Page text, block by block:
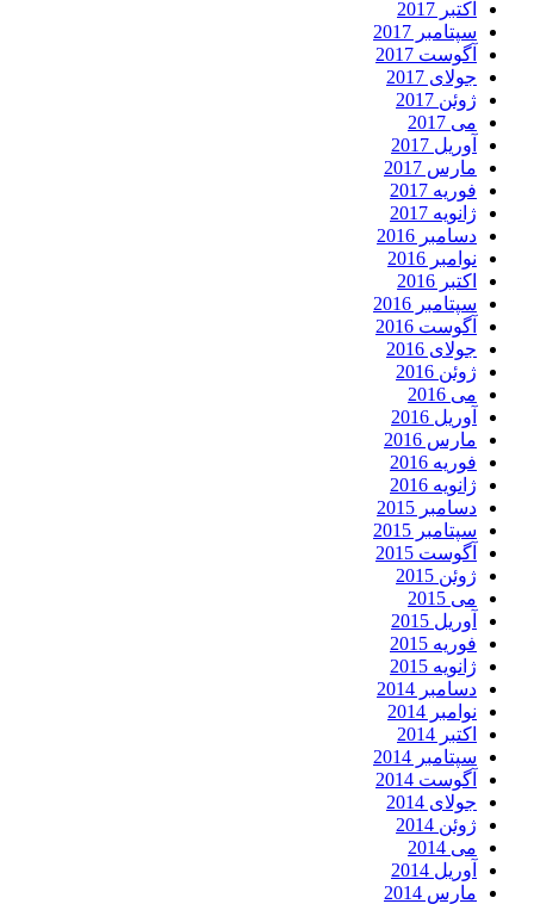
اکتبر 2017
سپتامبر 2017
آگوست 2017
جولای 2017
ژوئن 2017
می 2017
آوریل 2017
مارس 2017
فوریه 2017
ژانویه 2017
دسامبر 2016
نوامبر 2016
اکتبر 2016
سپتامبر 2016
آگوست 2016
جولای 2016
ژوئن 2016
می 2016
آوریل 2016
مارس 2016
فوریه 2016
ژانویه 2016
دسامبر 2015
سپتامبر 2015
آگوست 2015
ژوئن 2015
می 2015
آوریل 2015
فوریه 2015
ژانویه 2015
دسامبر 2014
نوامبر 2014
اکتبر 2014
سپتامبر 2014
آگوست 2014
جولای 2014
ژوئن 2014
می 2014
آوریل 2014
مارس 2014